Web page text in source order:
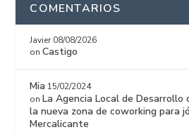
COMENTARIOS
Javier 08/08/2026
onCastigo
Mia 15/02/2024
onLa Agencia Local de Desarrollo
la nueva zona de coworking para
Mercalicante